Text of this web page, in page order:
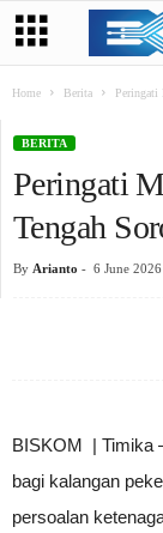
Home Berita Peringati
BERITA
Peringati
Tengah
By Arianto - 6 June 2026
BISKOM | Timika
bagi kalangan
persoalan